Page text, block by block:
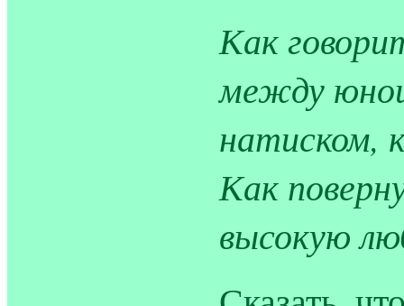
Как
между
натиском,
Как
высокую